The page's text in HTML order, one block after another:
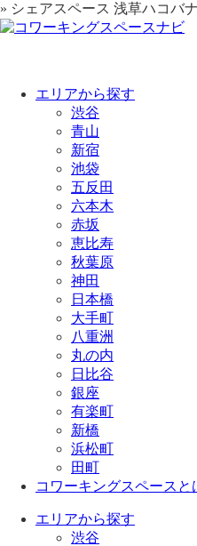
» シェアスペース 浅草ハコバ
エリアから探す
渋谷
青山
新宿
池袋
五反田
六本木
赤坂
恵比寿
秋葉原
神田
日本橋
大手町
八重洲
丸の内
日比谷
銀座
有楽町
新橋
浜松町
田町
コワーキングスペースと
エリアから探す
渋谷